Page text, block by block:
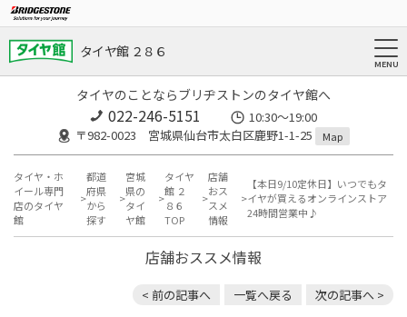
タイヤ館 ２８６
タイヤのことならブリヂストンのタイヤ館へ
022-246-5151
10:30～19:00
〒982-0023 宮城県仙台市太白区鹿野1-1-25
Map
タイヤ・ホ
イール専門
店のタイヤ
館
都道
府県
から
探す
宮城
県の
タイ
ヤ館
タイヤ
館 ２
８６
TOP
店舗
おス
スメ
情報
【本日9/10定休日】いつでもタ
イヤが買えるオンラインストア
24時間営業中♪
店舗おススメ情報
< 前の記事へ 一覧へ戻る 次の記事へ >